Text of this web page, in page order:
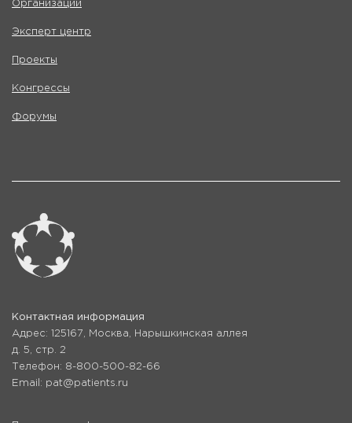
Организации
Эксперт центр
Проекты
Конгрессы
Форумы
Контактная информация
Адрес: 125167, Москва, Нарышкинская аллея
д. 5, стр. 2
Телефон: 8-800-500-82-66
Email: pat@patients.ru